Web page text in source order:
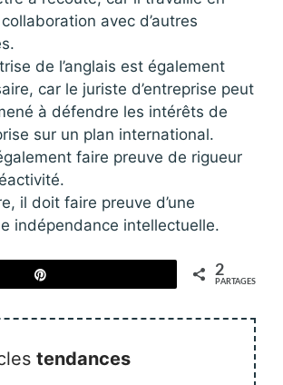
avec d’autres
de l’anglais est également
car le juriste d’entreprise peut
à défendre les intérêts de
sur un plan international.
faire preuve de rigueur
il doit faire preuve d’une
indépendance intellectuelle.
2
PARTAGES
tendances